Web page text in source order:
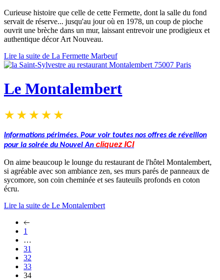
Curieuse histoire que celle de cette Fermette, dont la salle du fond
servait de réserve... jusqu'au jour où en 1978, un coup de pioche
ouvrit une brèche dans un mur, laissant entrevoir une prodigieux et
authentique décor Art Nouveau.
Lire la suite de La Fermette Marbeuf
Le Montalembert
Informations périmées. Pour voir toutes nos offres de réveillon
pour la soirée du Nouvel An cliquez ICI
On aime beaucoup le lounge du restaurant de l'hôtel Montalembert,
si agréable avec son ambiance zen, ses murs parés de panneaux de
sycomore, son coin cheminée et ses fauteuils profonds en coton
écru.
Lire la suite de Le Montalembert
1
…
31
32
33
34